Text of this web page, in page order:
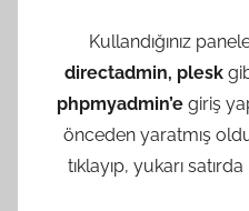
Kullandığınız
directadmin, plesk
phpmyadmin’egiriş
önceden yaratmış
tıklayıp, yukarı